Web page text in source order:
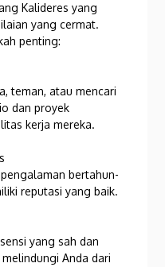
Kalideres yang
yang cermat.
penting:
teman, atau mencari
dan proyek
kerja mereka.
bertahun-
reputasi yang baik.
yang sah dan
Anda dari